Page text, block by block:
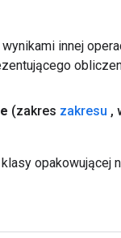
innej
(zakres zakresu ,
opakowującej